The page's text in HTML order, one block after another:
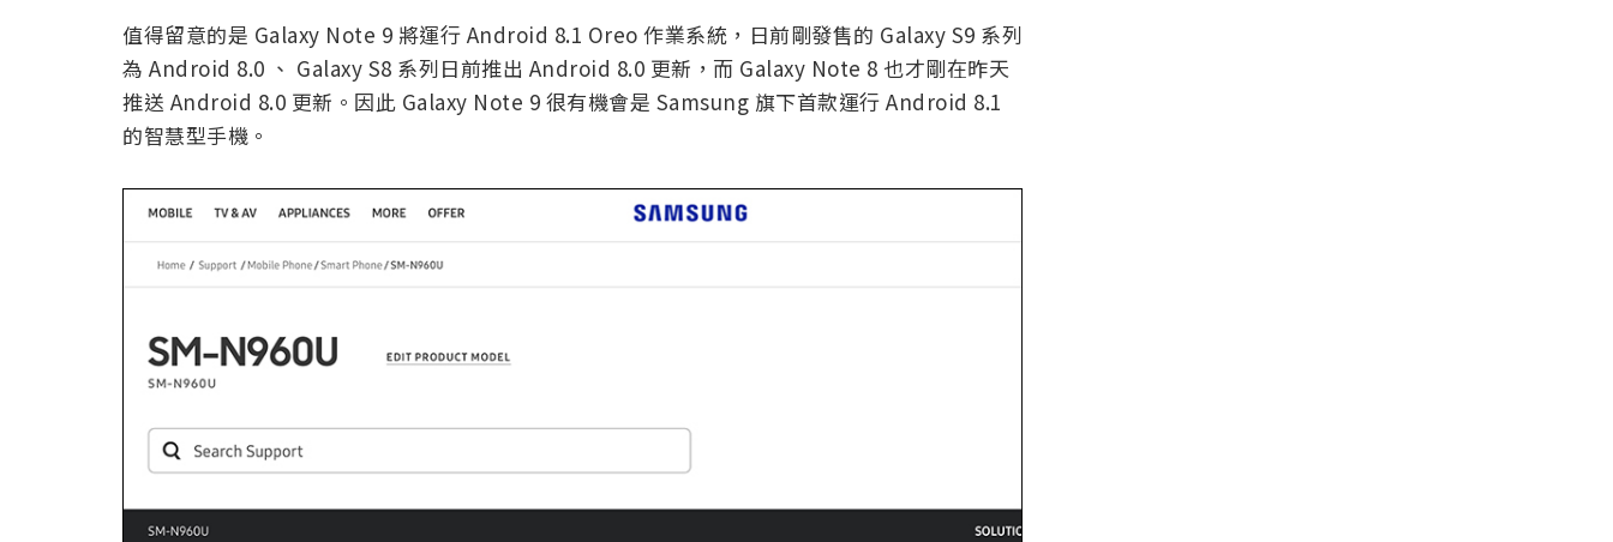
值得留意的是 Galaxy Note 9 將運行 Android 8.1 Oreo 作業系統，日前剛發售的 Galaxy S9 系列
為 Android 8.0 、 Galaxy S8 系列日前推出 Android 8.0 更新，而 Galaxy Note 8 也才剛在昨天
推送 Android 8.0 更新。因此 Galaxy Note 9 很有機會是 Samsung 旗下首款運行 Android 8.1
的智慧型手機。